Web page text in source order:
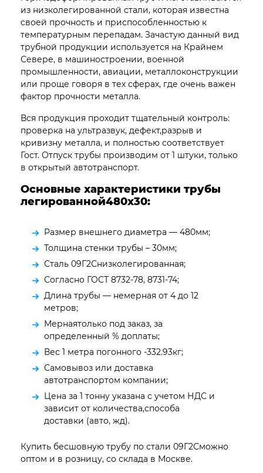
из низколегированной стали, которая известна
своей прочность и приспособленностью к
температурным перепадам. Зачастую данный вид
трубной продукции используется на Крайнем
Севере, в машиностроении, военной
промышленности, авиации, металлоконструкции
или проще говоря в тех сферах, где очень важен
фактор прочности металла.
Вся продукция проходит тщательный контроль:
проверка на ультразвук, дефект,разрыв и
кривизну металла, и полностью соответствует
Гост. Отпуск трубы производим от 1 штуки, только
в открытый автотранспорт.
Основные характеристики трубы
легированной480х30:
Размер внешнего диаметра — 480мм;
Толщина стенки трубы – 30мм;
Сталь 09Г2Снизколегированная;
Согласно ГОСТ 8732-78, 8731-74;
Длина трубы — немерная от 4 до 12
метров;
Мернаятолько под заказ, за
определенный % доплаты;
Вес 1 метра погонного -332.93кг;
Самовывоз или доставка
автотранспортом компании;
Цена за 1 тонну указана с учетом НДС и
зависит от количества,способа
доставки (авто, жд).
Купить бесшовную трубу по стали 09Г2Сможно
оптом и в розницу, со склада в Москве.